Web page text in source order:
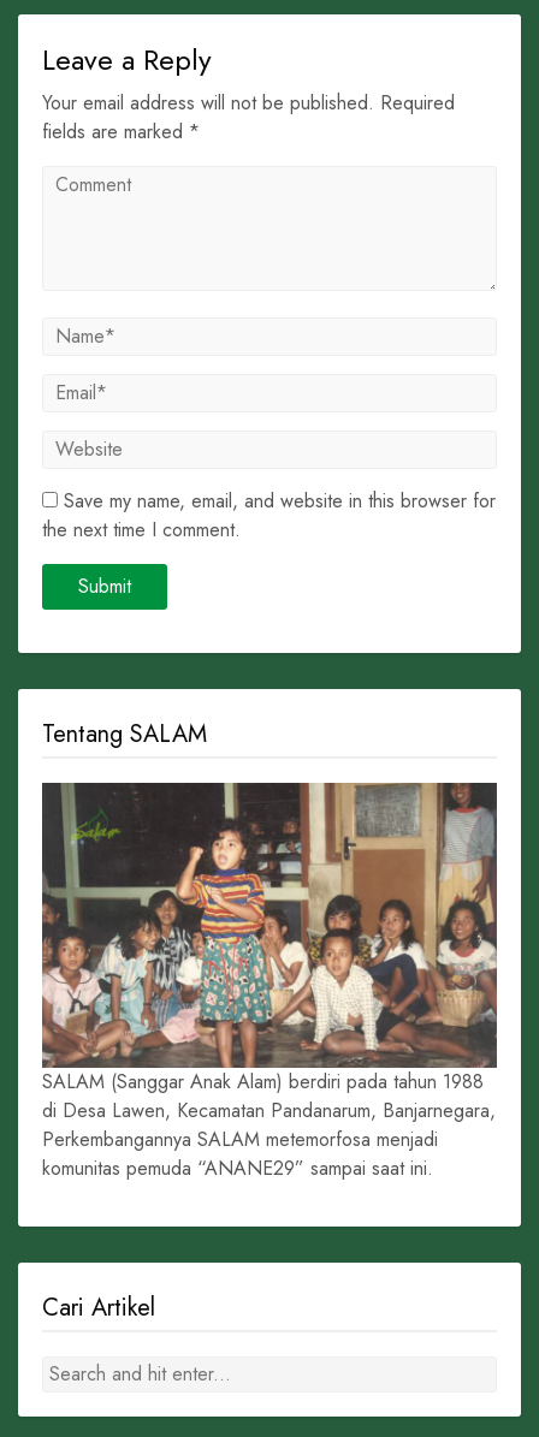
Leave a Reply
Your email address will not be published. Required
fields are marked *
Save my name, email, and website in this browser for
the next time I comment.
Tentang SALAM
SALAM (Sanggar Anak Alam) berdiri pada tahun 1988
di Desa Lawen, Kecamatan Pandanarum, Banjarnegara,
Perkembangannya SALAM metemorfosa menjadi
komunitas pemuda “ANANE29” sampai saat ini.
Cari Artikel